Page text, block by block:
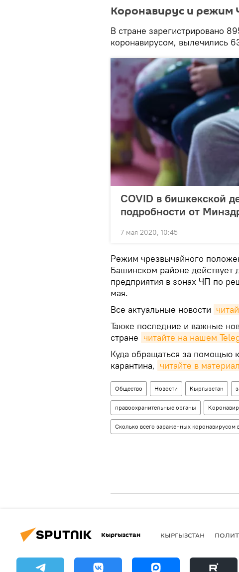
Коронавирус и режим
В стране зарегистрировано
коронавирусом, вылечились
COVID в бишкекской
подробности от
7 мая 2020, 10:45
Режим чрезвычайного
Башинском районе действует
предприятия в зонах ЧП по
мая.
Все актуальные новости
Также последние и важные
стране читайте на нашем
Куда обращаться за помощью
карантина, читайте в
Общество Новости Кыргызстан
правоохранительные органы
Сколько всего зараженных коронавирусом
Кыргызстан КЫРГЫЗСТАН